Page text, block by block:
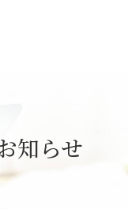
知らせ